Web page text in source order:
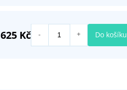
625 Kč Do košíku